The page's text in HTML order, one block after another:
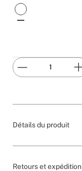
Détails du produit
Retours et expédition